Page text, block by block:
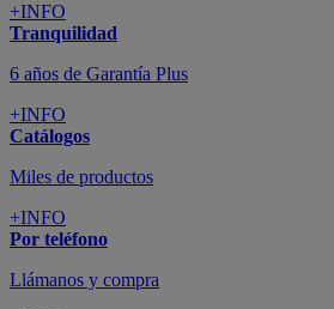
+INFO
Tranquilidad
6 años de Garantía Plus
+INFO
Catálogos
Miles de productos
+INFO
Por teléfono
Llámanos y compra